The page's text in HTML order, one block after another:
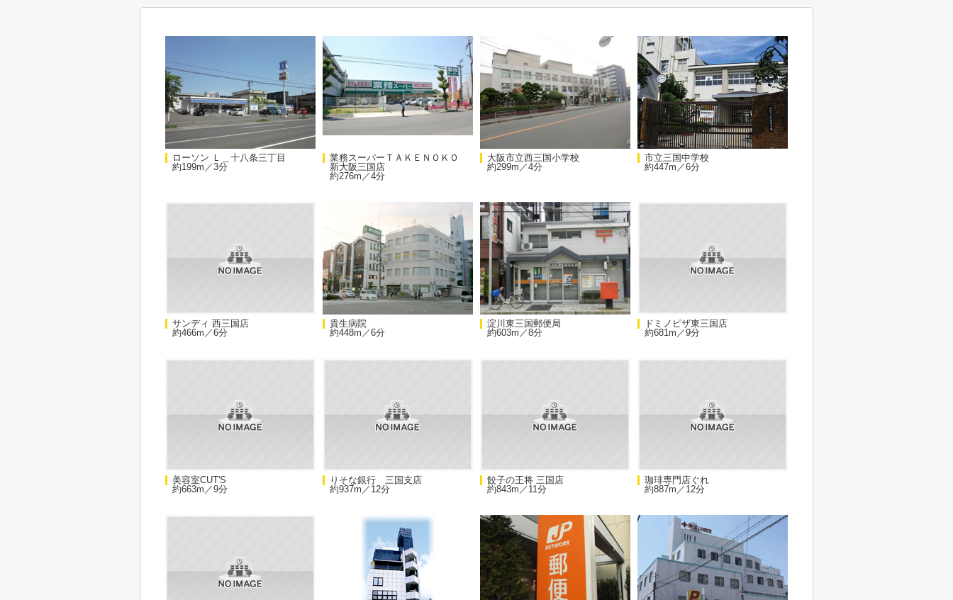
ローソン Ｌ＿十八条三丁目
約199m／3分
業務スーパーＴＡＫＥＮＯＫＯ
新大阪三国店
約276m／4分
大阪市立西三国小学校
約299m／4分
市立三国中学校
約447m／6分
サンディ 西三国店
約466m／6分
貴生病院
約448m／6分
淀川東三国郵便局
約603m／8分
ドミノピザ東三国店
約681m／9分
美容室CUT'S
約663m／9分
りそな銀行 三国支店
約937m／12分
餃子の王将 三国店
約843m／11分
珈琲専門店ぐれ
約887m／12分